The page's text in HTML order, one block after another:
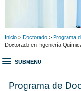
Inicio > Doctorado > Programa
Doctorado en Ingeniería
SUBMENU
Programa de